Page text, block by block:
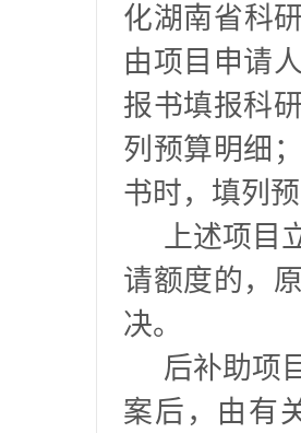
化湖南省科
由项目申请
报书填报科
列预算明细
书时，填列
上述项
请额度的，
决。
后补助项
案后，由有